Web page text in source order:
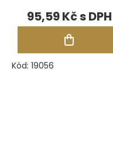
Multitester III
95,59 Kč
Kód: 19056